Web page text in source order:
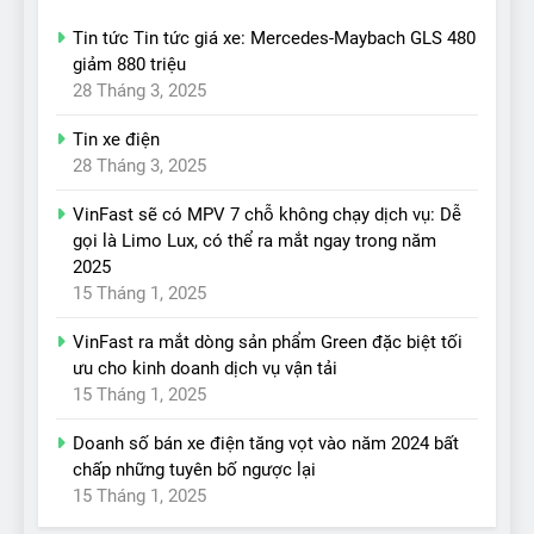
Tin tức Tin tức giá xe: Mercedes-Maybach GLS 480
giảm 880 triệu
28 Tháng 3, 2025
Tin xe điện
28 Tháng 3, 2025
VinFast sẽ có MPV 7 chỗ không chạy dịch vụ: Dễ
gọi là Limo Lux, có thể ra mắt ngay trong năm
2025
15 Tháng 1, 2025
VinFast ra mắt dòng sản phẩm Green đặc biệt tối
ưu cho kinh doanh dịch vụ vận tải
15 Tháng 1, 2025
Doanh số bán xe điện tăng vọt vào năm 2024 bất
chấp những tuyên bố ngược lại
15 Tháng 1, 2025